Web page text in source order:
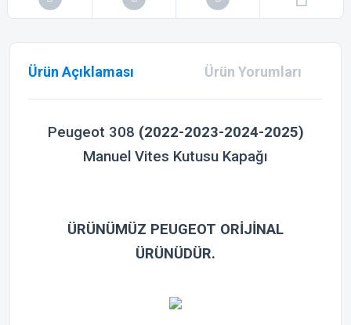
Ürün Açıklaması Ürün Yorumları
Peugeot 308 (2022-2023-2024-2025)
Manuel Vites Kutusu Kapağı
ÜRÜNÜMÜZ PEUGEOT ORİJİNAL
ÜRÜNÜDÜR.